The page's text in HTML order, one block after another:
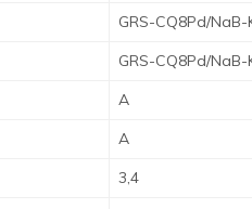
GRS-CQ8Pd/NaB-
GRS-CQ8Pd/NaB-
A
A
3,4